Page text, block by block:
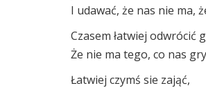
I udawać, że nas nie ma,
Czasem łatwiej odwrócić
Że nie ma tego, co nas
Łatwiej czymś sie zająć,